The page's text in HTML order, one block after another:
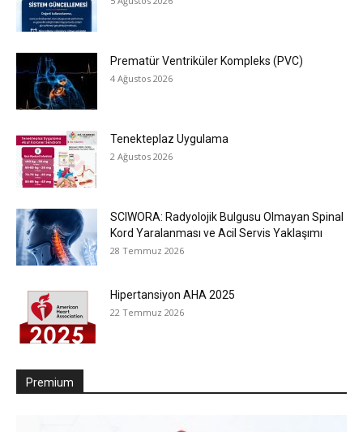
Prematür Ventriküler Kompleks (PVC)
4 Ağustos 2026
Tenekteplaz Uygulama
2 Ağustos 2026
SCIWORA: Radyolojik Bulgusu Olmayan Spinal
Kord Yaralanması ve Acil Servis Yaklaşımı
28 Temmuz 2026
Hipertansiyon AHA 2025
22 Temmuz 2026
Premium